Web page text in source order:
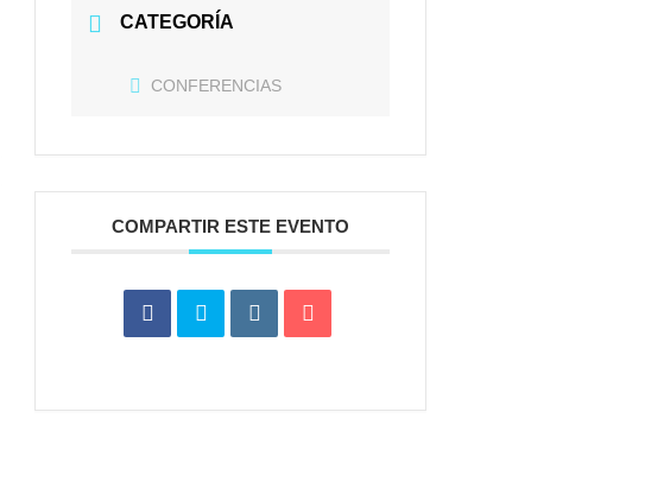
CATEGORÍA
CONFERENCIAS
COMPARTIR ESTE EVENTO